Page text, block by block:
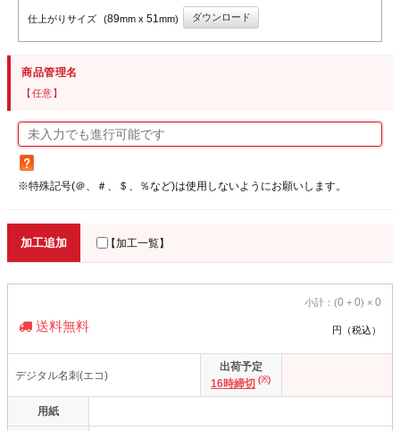
仕上がりサイズ (89mm x 51mm) ダウンロード
商品管理名
【任意】
※特殊記号(＠、＃、＄、％など)は使用しないようにお願いします。
加工追加 【加工一覧】
デジタル名刺(エコ)
用紙
出荷予定
16時締切 (※)
小計：(0 + 0) × 0
送料無料 円（税込）